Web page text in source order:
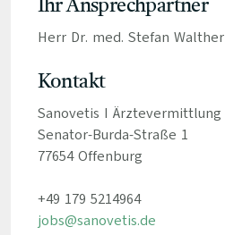
Ihr Ansprechpartner
Herr Dr. med. Stefan Walther
Kontakt
Sanovetis I Ärztevermittlung
Senator-Burda-Straße 1
77654 Offenburg
+49 179 5214964
jobs@sanovetis.de